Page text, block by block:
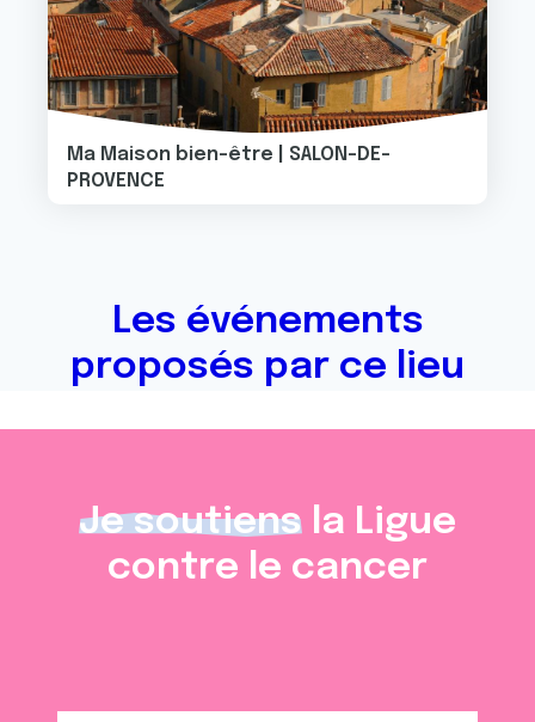
Ma Maison bien-être | SALON-DE-
PROVENCE
Les événements
proposés par ce lieu
Je soutiens la Ligue
contre le cancer